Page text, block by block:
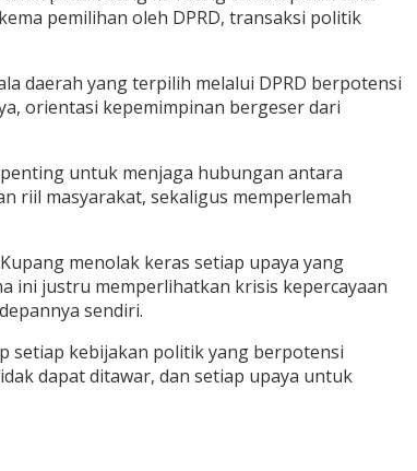
pemilihan oleh DPRD, transaksi politik
daerah yang terpilih melalui DPRD berpotensi
orientasi kepemimpinan bergeser dari
untuk menjaga hubungan antara
riil masyarakat, sekaligus memperlemah
menolak keras setiap upaya yang
ini justru memperlihatkan krisis kepercayaan
sendiri.
setiap kebijakan politik yang berpotensi
dapat ditawar, dan setiap upaya untuk